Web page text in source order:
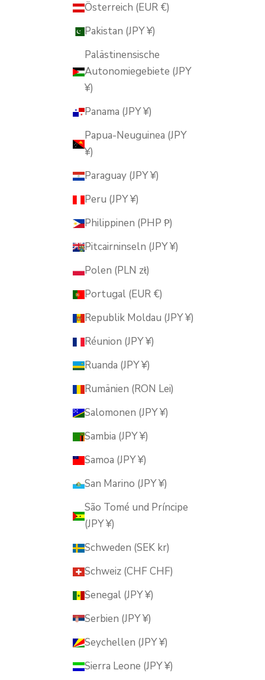
Österreich (EUR €)
Pakistan (JPY ¥)
Palästinensische
Autonomiegebiete (JPY
¥)
Panama (JPY ¥)
Papua-Neuguinea (JPY
¥)
Paraguay (JPY ¥)
Peru (JPY ¥)
Philippinen (PHP ₱)
Pitcairninseln (JPY ¥)
Polen (PLN zł)
Portugal (EUR €)
Republik Moldau (JPY ¥)
Réunion (JPY ¥)
Ruanda (JPY ¥)
Rumänien (RON Lei)
Salomonen (JPY ¥)
Sambia (JPY ¥)
Samoa (JPY ¥)
San Marino (JPY ¥)
São Tomé und Príncipe
(JPY ¥)
Schweden (SEK kr)
Schweiz (CHF CHF)
Senegal (JPY ¥)
Serbien (JPY ¥)
Seychellen (JPY ¥)
Sierra Leone (JPY ¥)